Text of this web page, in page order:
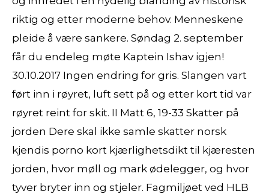
riktig og etter moderne behov. Menneskene
pleide å være sankere. Søndag 2. september
får du endeleg møte Kaptein Ishav igjen!
30.10.2017 Ingen endring for gris. Slangen vart
ført inn i røyret, luft sett på og etter kort tid var
røyret reint for skit. II Matt 6, 19-33 Skatter på
jorden Dere skal ikke samle skatter norsk
kjendis porno kort kjærlighetsdikt til kjæresten
jorden, hvor møll og mark ødelegger, og hvor
tyver bryter inn og stjeler. Fagmiljøet ved HLB